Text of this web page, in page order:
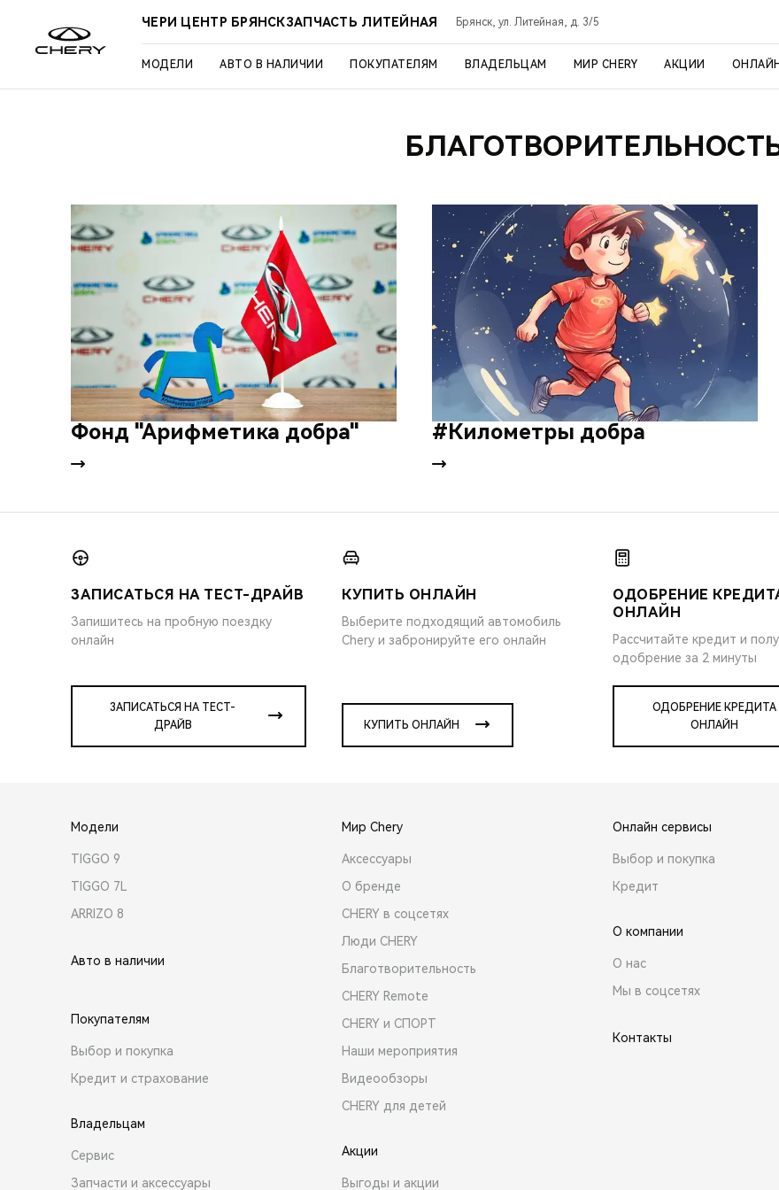
ЧЕРИ ЦЕНТР БРЯНСКЗАПЧАСТЬ ЛИТЕЙНАЯ Брянск, ул. Литейная, д. 3/5
МОДЕЛИ АВТО В НАЛИЧИИ ПОКУПАТЕЛЯМ ВЛАДЕЛЬЦАМ МИР CHERY АКЦИИ
Фонд "Арифметика добра" #Километры добра
ЗАПИСАТЬСЯ НА ТЕСТ-ДРАЙВ
Запишитесь на пробную поездку
онлайн
ЗАПИСАТЬСЯ НА ТЕСТ-
ДРАЙВ
КУПИТЬ ОНЛАЙН
Выберите подходящий автомобиль
Chery и забронируйте его онлайн
КУПИТЬ ОНЛАЙН
ОДОБРЕНИЕ
ОНЛАЙН
Рассчитайте кредит и
одобрение за 2 минуты
ОДОБРЕНИЕ КРЕДИТА
ОНЛАЙН
Модели
TIGGO 9
TIGGO 7L
ARRIZO 8
Авто в наличии
Покупателям
Выбор и покупка
Кредит и страхование
Владельцам
Сервис
Запчасти и аксессуары
Мир Chery
Аксессуары
О бренде
CHERY в соцсетях
Люди CHERY
Благотворительность
CHERY Remote
CHERY и СПОРТ
Наши мероприятия
Видеообзоры
CHERY для детей
Акции
Выгоды и акции
Онлайн сервисы
Выбор и покупка
Кредит
О компании
О нас
Мы в соцсетях
Контакты